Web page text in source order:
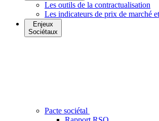
Les outils de la contractualisation
Les indicateurs de prix de marché
Enjeux
Sociétaux
Pacte sociétal